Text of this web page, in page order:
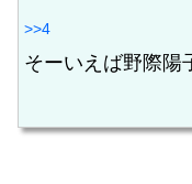
>>4
そーいえば野際陽